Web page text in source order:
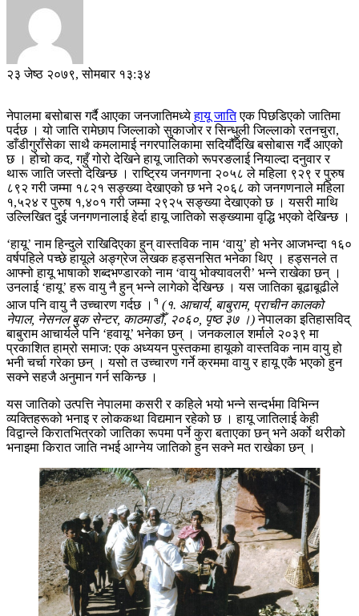
२३ जेष्ठ २०७९, सोमबार १३:३४
नेपालमा बसोबास गर्दै आएका जनजातिमध्येहायू जातिएक पिछडिएको जातिमा
पर्दछ । यो जाति रामेछाप जिल्लाको सुकाजोर र सिन्धुली जिल्लाको रतनचुरा,
डाँडीगुराँसेका साथै कमलामाई नगरपालिकामा सदियौँदेखि बसोबास गर्दै आएको
छ । होचो कद, गहुँ गोरो देखिने हायू जातिको रूपरङलाई नियाल्दा दनुवार र
थारू जाति जस्तो देखिन्छ । राष्ट्रिय जनगणना २०५८ ले महिला ९२९ र पुरुष
८९२ गरी जम्मा १८२१ सङ्ख्या देखाएको छ भने २०६८ को जनगणनाले महिला
१,५२४ र पुरुष १,४०१ गरी जम्मा २९२५ सङ्ख्या देखाएको छ । यसरी माथि
उल्लिखित दुई जनगणनालाई हेर्दा हायू जातिको सङ्ख्यामा वृद्धि भएको देखिन्छ ।
‘हायू’ नाम हिन्दुले राखिदिएका हुन् वास्तविक नाम ‘वायु’ हो भनेर आजभन्दा १६०
वर्षपहिले पच्छे हायूले अङ्ग्रेज लेखक हड्सनसित भनेका थिए । हड्सनले त
आफ्नो हायू भाषाको शब्दभण्डारको नाम ‘वायु भोक्यावलरी’ भन्ने राखेका छन् ।
उनलाई ‘हायू’ हरू वायु नै हुन् भन्ने लागेको देखिन्छ । यस जातिका बूढाबूढीले
आज पनि वायु नै उच्चारण गर्दछ । १ (१. आचार्य, बाबुराम, प्राचीन कालको
नेपाल, नेसनल बुक सेन्टर, काठमाडौँ, २०६०, पृष्ठ ३७ ।)नेपालका इतिहासविद्
बाबुराम आचार्यले पनि ‘हवायू’ भनेका छन् । जनकलाल शर्माले २०३९ मा
प्रकाशित हाम्रो समाज: एक अध्ययन पुस्तकमा हायूको वास्तविक नाम वायु हो
भनी चर्चा गरेका छन् । यसो त उच्चारण गर्ने क्रममा वायु र हायू एकै भएको हुन
सक्ने सहजै अनुमान गर्न सकिन्छ ।
यस जातिको उत्पत्ति नेपालमा कसरी र कहिले भयो भन्ने सन्दर्भमा विभिन्न
व्यक्तिहरूको भनाइ र लोककथा विद्यमान रहेको छ । हायू जातिलाई केही
विद्वान्ले किरातभित्रको जातिका रूपमा पर्ने कुरा बताएका छन् भने अर्को थरीको
भनाइमा किरात जाति नभई आग्नेय जातिको हुन सक्ने मत राखेका छन् ।